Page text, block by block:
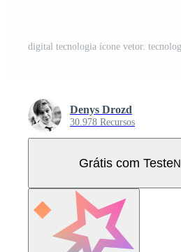
Denys Drozd
30.978 Recursos
Grátis com Teste